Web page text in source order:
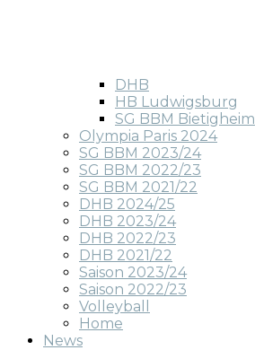
DHB
HB Ludwigsburg
SG BBM Bietigheim
Olympia Paris 2024
SG BBM 2023/24
SG BBM 2022/23
SG BBM 2021/22
DHB 2024/25
DHB 2023/24
DHB 2022/23
DHB 2021/22
Saison 2023/24
Saison 2022/23
Volleyball
Home
News